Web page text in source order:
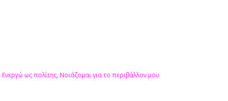
Ενεργώ ως πολίτης, Νοιάζομαι για το περιβάλλον μου